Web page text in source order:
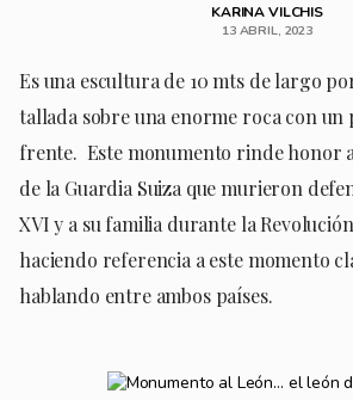
KARINA VILCHIS
13 ABRIL, 2023
Es una escultura de 10 mts de largo
tallada sobre una enorme roca con un
frente. Este monumento rinde honor
de la Guardia Suiza que murieron
XVI y a su familia durante la
haciendo referencia a este momento
hablando entre ambos países.